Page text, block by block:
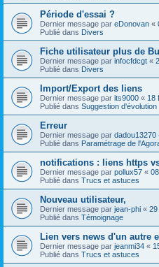
Période d'essai ?
Dernier message par eDonovan «
Publié dans Divers
Fiche utilisateur plus de
Dernier message par infocfdcgt «
Publié dans Divers
Import/Export des liens
Dernier message par its9000 « 18
Publié dans Suggestion d'évolution
Erreur
Dernier message par dadou13270
Publié dans Paramétrage de
notifications : liens https
Dernier message par pollux57 «
Publié dans Trucs et astuces
Nouveau utilisateur,
Dernier message par jean-phi « 29
Publié dans Témoignage
Lien vers news d'un autre
Dernier message par jeanmi34 «
Publié dans Trucs et astuces